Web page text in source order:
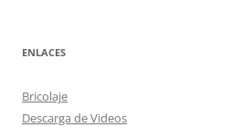
ENLACES
Bricolaje
Descarga de Videos